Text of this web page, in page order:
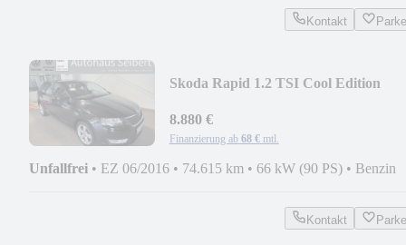
Kontakt
Skoda Rapid 1.2 TSI Cool Edition
8.880 €
Finanzierung ab 68 € mtl.
Unfallfrei • EZ 06/2016 • 74.615 km • 66 kW (90 PS) • Benzin
Kontakt